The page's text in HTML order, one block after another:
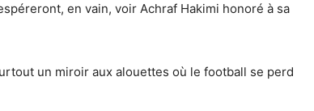
en vain, voir Achraf Hakimi honoré à sa
un miroir aux alouettes où le football se perd